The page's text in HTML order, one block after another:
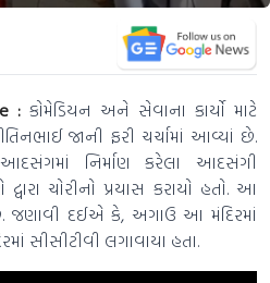
: કોમેડિયન અને સેવાના કાર્યો માટે
જાની ફરી ચર્ચામાં આવ્યાં છે.
નિર્માણ કરેલા આદસંગી
ચોરીનો પ્રયાસ કરાયો હતો. આ
જણાવી દઈએ કે, અગાઉ આ મંદિરમાં
સીસીટીવી લગાવાયા હતા.